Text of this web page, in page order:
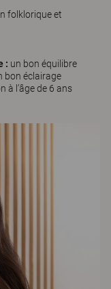
folklorique et
: un bon équilibre
bon éclairage
à l’âge de 6 ans